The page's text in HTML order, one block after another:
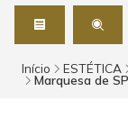
Início ESTÉTICA
Marquesa de